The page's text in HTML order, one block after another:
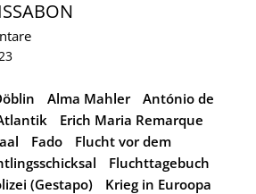
Alma Mahler
António de
Erich Maria Remarque
Fado
Flucht vor dem
Fluchttagebuch
(Gestapo)
Krieg in Euroopa